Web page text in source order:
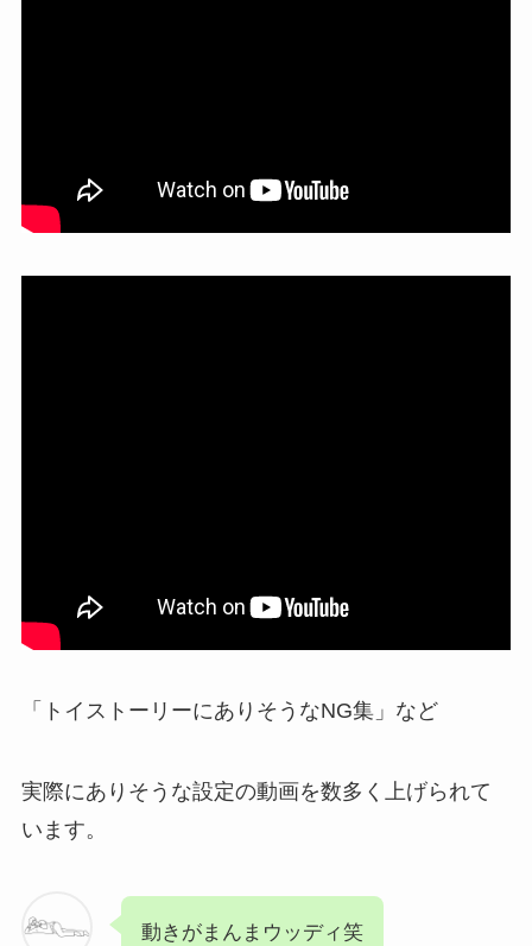
「トイストーリーにありそうなNG集」など
実際にありそうな設定の動画を数多く上げられて
います。
動きがまんまウッディ笑